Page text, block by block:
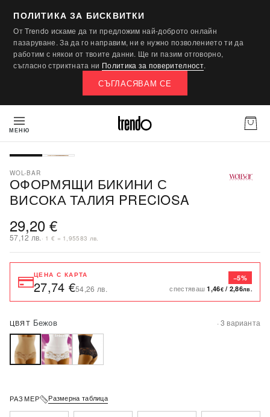
ПОЛИТИКА ЗА БИСКВИТКИ
От Trendo искаме да ти предложим най-доброто онлайн
пазаруване. За да го направим, ни е нужно позволението ти да
работим с някои от твоите данни. Ще ги пазим отговорно,
съгласно стриктната ни Политика за поверителност.
СЪГЛАСЯВАМ СЕ
МЕНЮ
WOL-BAR
ОФОРМЯЩИ БИКИНИ С
ВИСОКА ТАЛИЯ PRECIOSA
29,20 €
57,12 лв. · 1 € = 1,95583 лв.
ЦЕНА С КАРТА
27,74 €54,26 лв.
−5%
спестяваш1,46€/ 2,86лв.
ЦВЯТ Бежов · 3 варианта
РАЗМЕР Размерна таблица